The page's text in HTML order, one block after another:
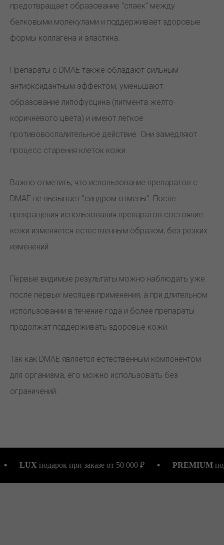
предотвращает образование "спаек" между
белковыми молекулами и поддерживает здоровые
формы коллагена и эластина.
Препараты с DMAE также обладают сильным
антиоксидантным эффектом, уменьшают
образование липофусцина (пигмента желто-
коричневого цвета) и имеют легкое
противовоспалительное действие. Они замедляют
процесс старения клеток кожи.
Важно отметить, что использование препаратов с
DMAE не вызывает "синдром отмены". После
прекращения использования препаратов состояние
кожи изменяется естественным образом, без резких
изменений.
Первые видимые результаты можно наблюдать уже
после первых месяцев применения, а при длительном
использовании в течение года и более препараты
продолжат поддерживать здоровье кожи.
Так как DMAE является естественным компонентом
для организма, его можно использовать без
ограничений.
подарок при заказе от 50 000 ₽ PREMIUMподарок при